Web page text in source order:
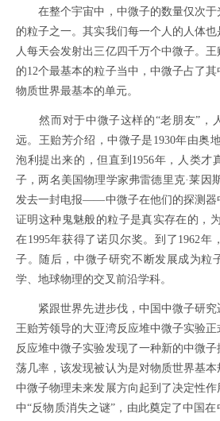
在整个宇宙中，中微子的数量仅次于
的粒子之一。其实我们每一个人的人体
人每天会发射出三亿四千万个中微子。
的12个最基本的粒子当中，中微子占了
物质世界最基本的单元。
然而对于中微子这样的“老朋友”，
远。王贻芳介绍，中微子是1930年由奥
泡利提出来的，但直到1956年，人类才
子，两名美国物理学家弗雷德里克·莱因
发去一封电报——中微子在他们的探测器
证明这种鬼魅般的粒子是真实存在的，
在1995年获得了诺贝尔奖。到了1962年
子。随后，中微子研究不断发展成为粒
学、地球物理的交叉前沿学科。
紧跟世界先进步伐，中国中微子研究
王贻芳领导的大亚湾反应堆中微子实验
反应堆中微子实验发现了一种新的中微
荡几率，该发现被认为是对物质世界基
中微子物理未来发展方向起到了决定性
中“反物质消失之谜”，由此奠定了中国